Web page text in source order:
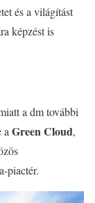
és a világítást
képzést is
a dm további
a Green Cloud,
piactér.